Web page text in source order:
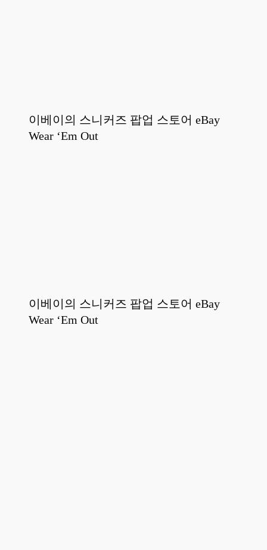
이베이의 스니커즈 팝업 스토어 eBay
Wear ‘Em Out
이베이의 스니커즈 팝업 스토어 eBay
Wear ‘Em Out